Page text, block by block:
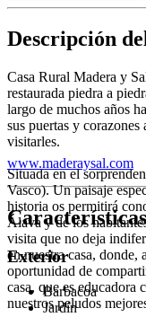
Descripción
Casa Rural Madera y
restaurada piedra a
largo de muchos años
sus puertas y corazones
visitarles.
Situada en el
Vasco). Un paisaje
historia os permitirá
Álava y de los
visita que no deja
en nuestra casa, donde,
oportunidad de
casa, que es educadora
nuestros peludos
www.maderaysal.com
Exterior
Barbacoa
Jardín